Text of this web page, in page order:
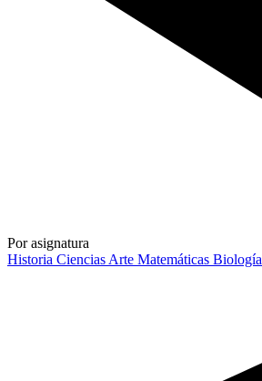
Por asignatura
Historia Ciencias Arte Matemáticas Biología